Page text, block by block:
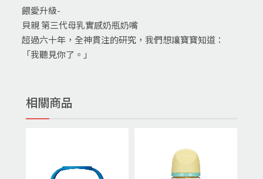
餵愛升級-
貝親 第三代母乳實感奶瓶奶嘴
超過六十年，全神貫注的研究，我們想讓寶寶知道：
「我聽見你了。」
相關商品